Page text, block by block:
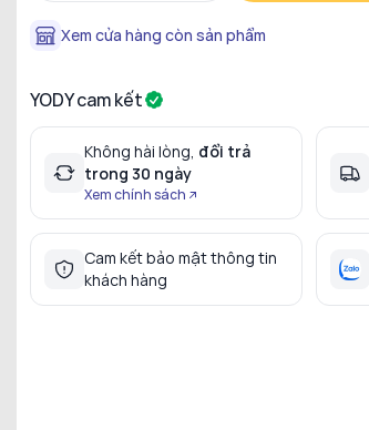
Xem cửa hàng còn sản phẩm
YODY cam kết
Không hài lòng, đổi trả
trong 30 ngày
Xem chính sách
Cam kết bảo mật thông tin
khách hàng